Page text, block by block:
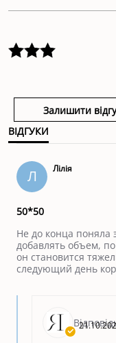
Залишити
ВІДГУКИ
Л
Лілія
50*50
Не до конца поняла
добавлять объем,
он становится
следующий день